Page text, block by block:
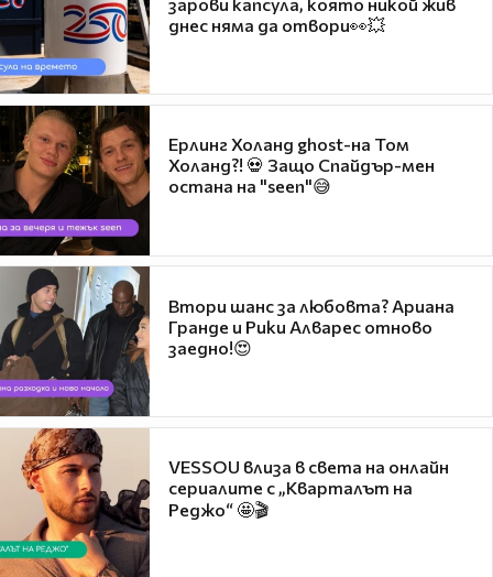
днес няма да отвори👀💥
Ерлинг Холанд ghost-на Том
Холанд?! 💀 Защо Спайдър-мен
остана на "seen"😅
Втори шанс за любовта? Ариана
Гранде и Рики Алварес отново
заедно!😍
VESSOU влиза в света на онлайн
сериалите с „Кварталът на
Реджо“ 🤩🎬